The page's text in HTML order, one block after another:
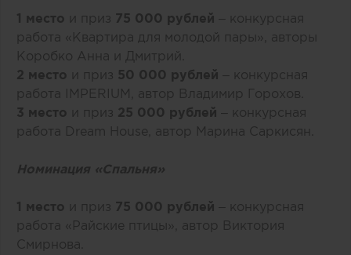
1 место и приз 75 000 рублей – конкурсная
работа «Квартира для молодой пары»
, авторы
Коробко Анна и Дмитрий
2 место и приз 50 000 рублей – конкурсная
работа IMPERIUM , автор Владимир Горохов
3 место и приз 25 000 рублей – конкурсная
работа Dream House , автор Марина Саркисян
Номинация «Спальня»
1 место и приз 75 000 рублей – конкурсная
работа «Райские птицы» , автор Виктория
Смирнова